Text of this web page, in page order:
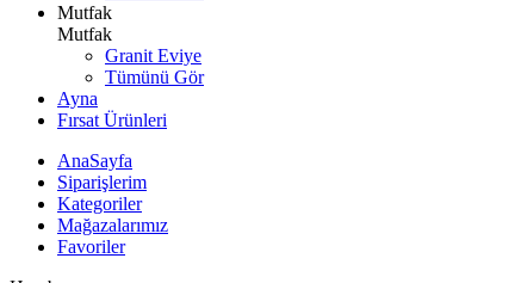
Mutfak
Mutfak
Granit Eviye
Tümünü Gör
Ayna
Fırsat Ürünleri
AnaSayfa
Siparişlerim
Kategoriler
Mağazalarımız
Favoriler